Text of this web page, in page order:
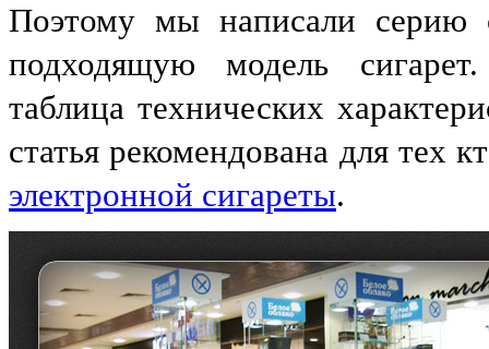
Поэтому мы написали серию
подходящую модель
таблица технических
статья рекомендована для тех
электронной сигареты.